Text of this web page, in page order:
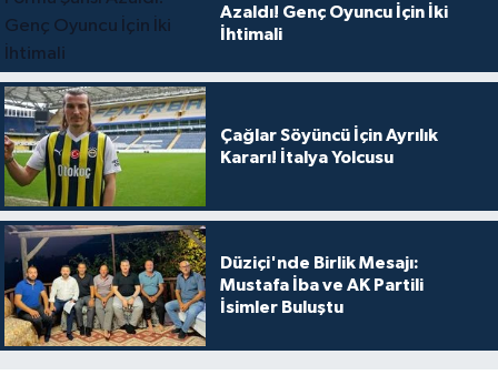
Azaldı! Genç Oyuncu İçin İki
İhtimali
Çağlar Söyüncü İçin Ayrılık
Kararı! İtalya Yolcusu
Düziçi'nde Birlik Mesajı:
Mustafa İba ve AK Partili
İsimler Buluştu